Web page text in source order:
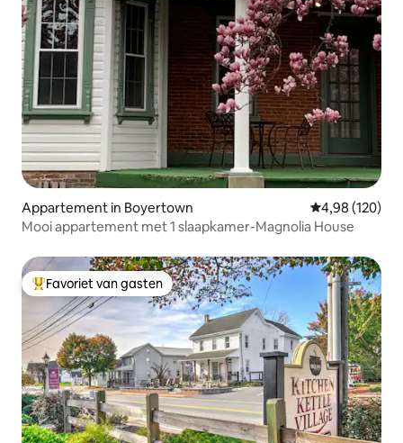
Appartement in Boyertown Gemiddelde
4,98 (120)
Mooi appartement met 1 slaapkamer-Magnolia House
Topfavoriet van gasten
Favoriet van gasten